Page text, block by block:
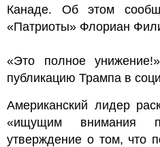
Канаде. Об этом
«Патриоты» Флориан
«Это полное
публикацию Трампа в
Американский лидер
«ищущим внимания
утверждение о том, что